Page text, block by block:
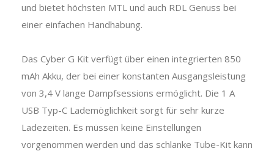
und bietet höchsten MTL und auch RDL Genuss bei
einer einfachen Handhabung.
Das Cyber G Kit verfügt über einen integrierten 850
mAh Akku, der bei einer konstanten Ausgangsleistung
von 3,4 V lange Dampfsessions ermöglicht. Die 1 A
USB Typ-C Lademöglichkeit sorgt für sehr kurze
Ladezeiten. Es müssen keine Einstellungen
vorgenommen werden und das schlanke Tube-Kit kann